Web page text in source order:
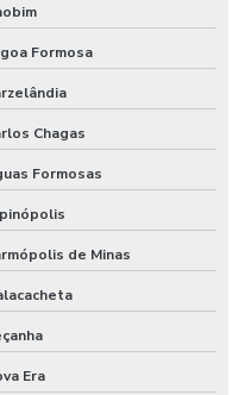
empresarial
Formosa
Chagas
Formosas
de Minas
Era